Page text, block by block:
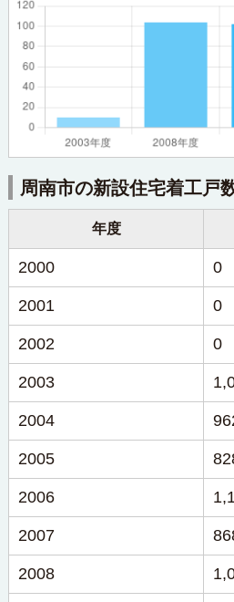
周南市の新設住宅着工戸
年度
2000 0
2001 0
2002 0
2003
2004
2005
2006
2007
2008